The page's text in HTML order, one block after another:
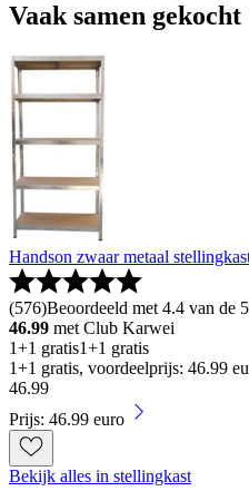
Vaak samen gekocht
Handson zwaar metaal
(576)Beoordeeld met 4.4 van de
46.99 met Club Karwei
1+1 gratis1+1 gratis
1+1 gratis, voordeelprijs: 46.99
46.99
Prijs: 46.99 euro
Bekijk alles in stellingkast